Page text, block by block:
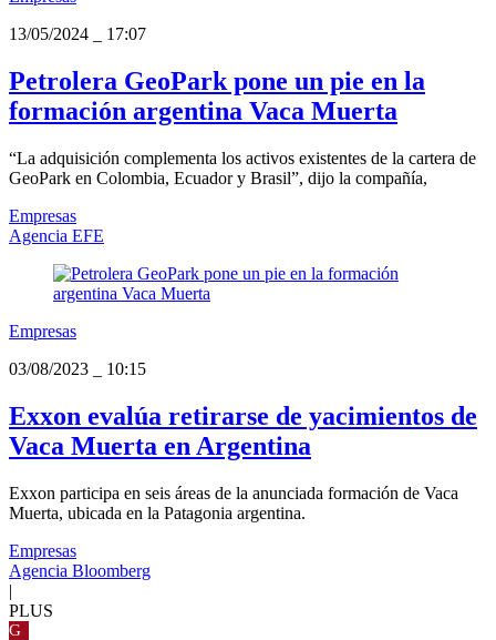
13/05/2024
17:07
Petrolera GeoPark pone un pie en la
formación argentina Vaca Muerta
“La adquisición complementa los activos existentes de la cartera de
GeoPark en Colombia, Ecuador y Brasil”, dijo la compañía,
Empresas
Agencia EFE
Empresas
03/08/2023
10:15
Exxon evalúa retirarse de yacimientos de
Vaca Muerta en Argentina
Exxon participa en seis áreas de la anunciada formación de Vaca
Muerta, ubicada en la Patagonia argentina.
Empresas
Agencia Bloomberg
|
PLUS
G